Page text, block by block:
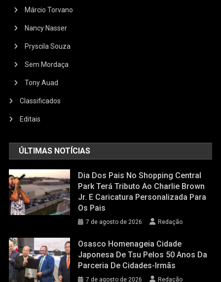
Márcio Torvano
Nancy Nasser
Pryscila Souza
Sem Mordaça
Tony Auad
Classificados
Editais
ÚLTIMAS NOTÍCIAS
Dia Dos Pais No Shopping Central
Park Terá Tributo Ao Charlie Brown
Jr. E Caricatura Personalizada Para
Os Pais
7 de agosto de 2026 Redação
Osasco Homenageia Cidade
Japonesa De Tsu Pelos 50 Anos Da
Parceria De Cidades-Irmãs
7 de agosto de 2026 Redação